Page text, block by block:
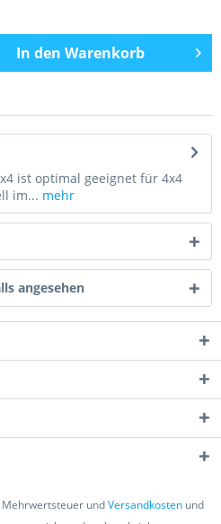
In den Warenkorb
ist optimal geeignet für 4x4
im... mehr
angesehen
undVersandkostenund